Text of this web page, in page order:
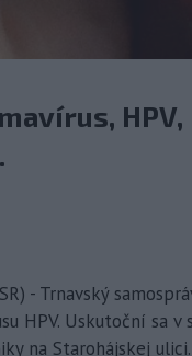
- Trnavský
HPV. Uskutoční sa
na Starohájskej